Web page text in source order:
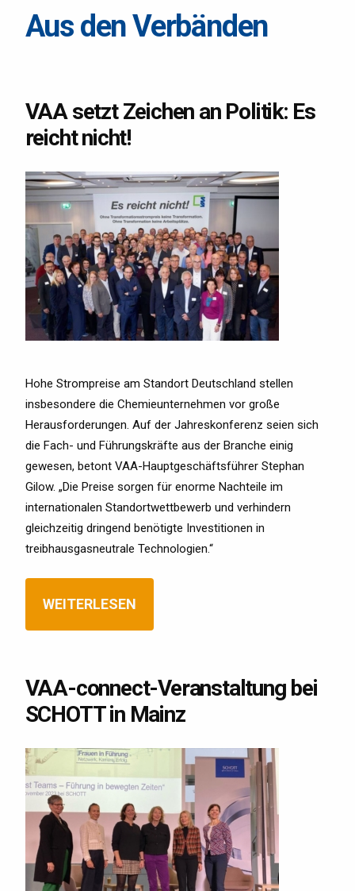
Aus den Verbänden
VAA setzt Zeichen an Politik: Es
reicht nicht!
Hohe Strompreise am Standort Deutschland stellen
insbesondere die Chemieunternehmen vor große
Herausforderungen. Auf der Jahreskonferenz seien sich
die Fach- und Führungskräfte aus der Branche einig
gewesen, betont VAA-Hauptgeschäftsführer Stephan
Gilow. „Die Preise sorgen für enorme Nachteile im
internationalen Standortwettbewerb und verhindern
gleichzeitig dringend benötigte Investitionen in
treibhausgasneutrale Technologien.“
WEITERLESEN
VAA-connect-Veranstaltung bei
SCHOTT in Mainz